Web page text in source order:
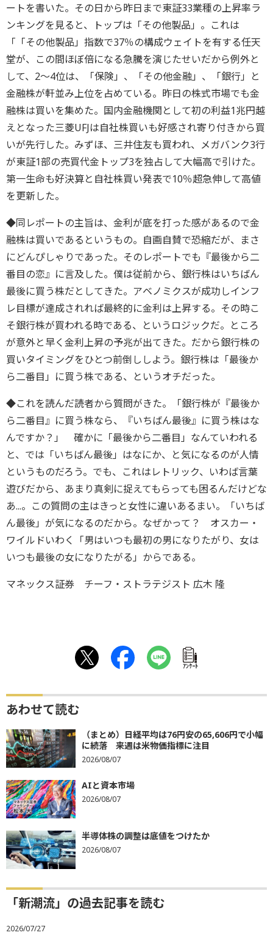
ートを書いた。その日から昨日まで東証33業種の上昇率ラ
ンキングを見ると、トップは「その他製品」。これは
「「その他製品」指数で37％の構成ウェイトを有する任天
堂が、この間ほぼ倍になる急騰を演じたせいだから例外と
して、2～4位は、「保険」、「その他金融」、「銀行」と
金融株が軒並み上位を占めている。昨日の株式市場でも金
融株は買いを集めた。国内金融機関として初の利益1兆円越
えとなった三菱UFJは自社株買いも好感され寄り付きから買
いが先行した。みずほ、三井住友も買われ、メガバンク3行
が東証1部の売買代金トップ3を独占して大幅高で引けた。
第一生命も好決算と自社株買い発表で10％超急伸して高値
を更新した。
◆同レポートの主旨は、金利が底を打った感があるので金
融株は買いであるというもの。自画自賛で恐縮だが、まさ
にどんぴしゃりであった。そのレポートでも『最後から二
番目の恋』に言及した。僕は従前から、銀行株はいちばん
最後に買う株だとしてきた。アベノミクスが成功しインフ
レ目標が達成されれば最終的に金利は上昇する。その時こ
そ銀行株が買われる時である、というロジックだ。ところ
が意外と早く金利上昇の予兆が出てきた。だから銀行株の
買いタイミングをひとつ前倒ししよう。銀行株は「最後か
ら二番目」に買う株である、というオチだった。
◆これを読んだ読者から質問がきた。「銀行株が『最後か
ら二番目』に買う株なら、『いちばん最後』に買う株はな
んですか？」 確かに「最後から二番目」なんていわれる
と、では「いちばん最後」はなにか、と気になるのが人情
というものだろう。でも、これはレトリック、いわば言葉
遊びだから、あまり真剣に捉えてもらっても困るんだけどな
あ...。この質問の主はきっと女性に違いあるまい。「いちば
ん最後」が気になるのだから。なぜかって？ オスカー・
ワイルドいわく「男はいつも最初の男になりたがり、女は
いつも最後の女になりたがる」からである。
マネックス証券 チーフ・ストラテジスト 広木 隆
ｱﾝｹｰﾄ
あわせて読む
（まとめ）日経平均は76円安の65,606円で小幅
に続落 来週は米物価指標に注目
2026/08/07
AIと資本市場
2026/08/07
半導体株の調整は底値をつけたか
2026/08/07
「新潮流」の過去記事を読む
2026/07/27